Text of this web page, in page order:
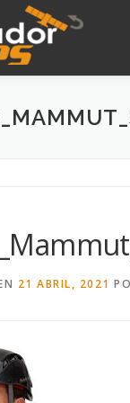
21 ABRIL, 2021